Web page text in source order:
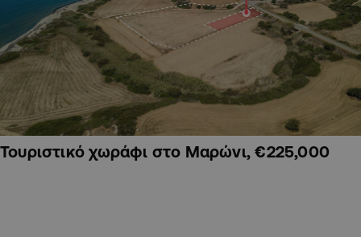
Τουριστικό χωράφι στο Μαρώνι, €225,000